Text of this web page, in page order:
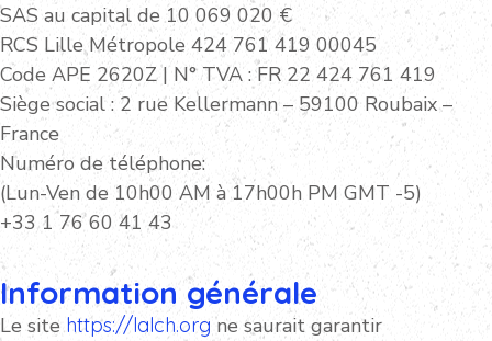
SAS au capital de 10 069 020 €
RCS Lille Métropole 424 761 419 00045
Code APE 2620Z | N° TVA : FR 22 424 761 419
Siège social : 2 rue Kellermann – 59100 Roubaix –
France
Numéro de téléphone:
(Lun-Ven de 10h00 AM à 17h00h PM GMT -5)
+33 1 76 60 41 43
Information générale
Le sitehttps://lalch.org ne saurait garantir